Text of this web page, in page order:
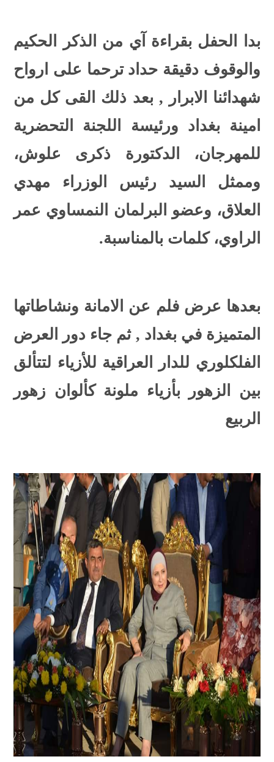
بدا الحفل بقراءة آي من الذكر الحكيم
والوقوف دقيقة حداد ترحما على ارواح
شهدائنا الابرار , بعد ذلك القى كل من
امينة بغداد ورئيسة اللجنة التحضرية
للمهرجان، الدكتورة ذكرى علوش،
وممثل السيد رئيس الوزراء مهدي
العلاق، وعضو البرلمان النمساوي عمر
الراوي، كلمات بالمناسبة.
بعدها عرض فلم عن الامانة ونشاطاتها
المتميزة في بغداد ,ثم جاء دور العرض
الفلكلوري للدار العراقية للأزياء لتتألق
بين الزهور بأزياء ملونة كألوان زهور
الربيع